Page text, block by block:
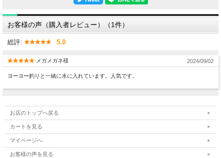
※商品の絵柄は変わる場合がございます。
お客様の声（購入者レビュー）（1件）
総評: 5.0
メガメガネ様 2024/09/02
ヨーヨー釣りと一緒に水に入れています。人気です。
お店のトップへ戻る
カートを見る
マイページへ
お客様の声を見る